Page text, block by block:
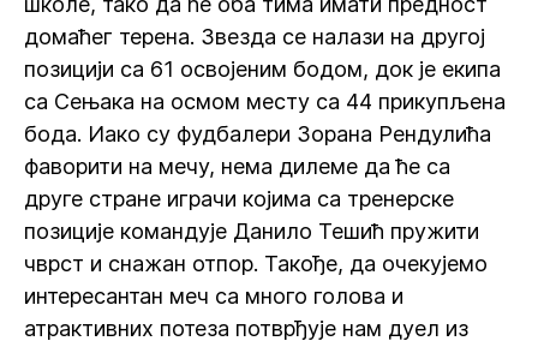
домаћег терена. Звезда се налази на другој
позицији са 61 освојеним бодом, док је екипа
са Сењака на осмом месту са 44 прикупљена
бода. Иако су фудбалери Зорана Рендулића
фаворити на мечу, нема дилеме да ће са
друге стране играчи којима са тренерске
позиције командује Данило Тешић пружити
чврст и снажан отпор. Такође, да очекујемо
интересантан меч са много голова и
атрактивних потеза потврђује нам дуел из